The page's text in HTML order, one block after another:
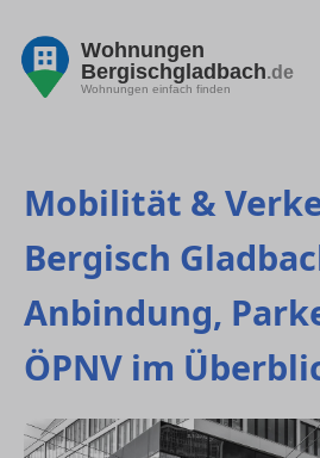
Wohnungen
Bergischgladbach.de
Wohnungen einfach finden
Mobilität &
Bergisch
Anbindung,
ÖPNV im